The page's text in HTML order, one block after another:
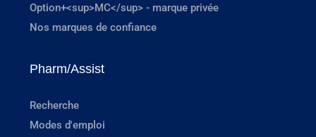
Option+<sup>MC</sup> - marque privée
Nos marques de confiance
Pharm/Assist
Recherche
Modes d'emploi